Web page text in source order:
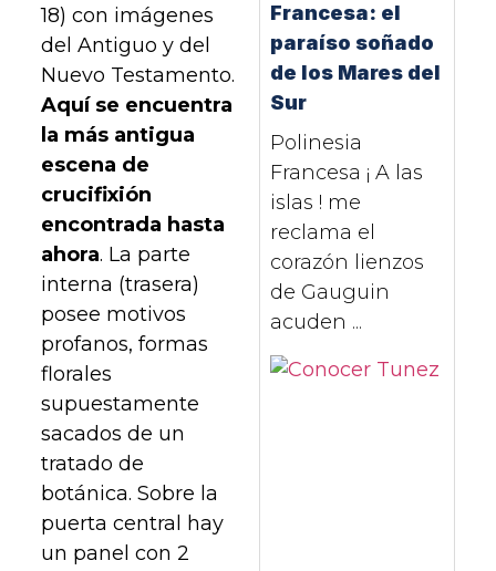
18) con imágenes
del Antiguo y del
Nuevo Testamento.
Aquí se encuentra
la más antigua
escena de
crucifixión
encontrada hasta
ahora. La parte
interna (trasera)
posee motivos
profanos, formas
florales
supuestamente
sacados de un
tratado de
botánica. Sobre la
puerta central hay
un panel con 2
Francesa: el
paraíso soñado
de los Mares del
Sur
Polinesia
Francesa ¡ A las
islas ! me
reclama el
corazón lienzos
de Gauguin
acuden ...